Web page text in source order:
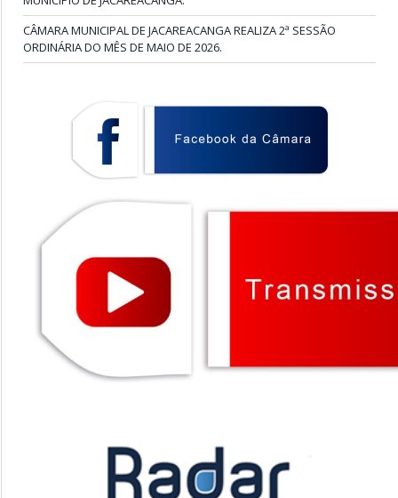
CÂMARA MUNICIPAL DE JACAREACANGA REALIZA 2ª SESSÃO
ORDINÁRIA DO MÊS DE MAIO DE 2026.